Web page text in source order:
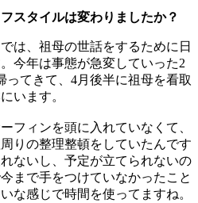
スタイルは変わりましたか？
は、祖母の世話をするために日
今年は事態が急変していった2
ってきて、4月後半に祖母を看取
います。
フィンを頭に入れていなくて、
りの整理整頓をしていたんです
ないし、予定が立てられないの
まで手をつけていなかったこと
な感じで時間を使ってますね。